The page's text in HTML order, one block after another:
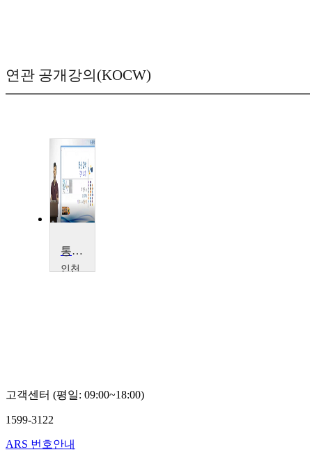
연관 공개강의(KOCW)
통신공학
인천
고객센터 (평일: 09:00~18:00)
1599-3122
ARS 번호안내